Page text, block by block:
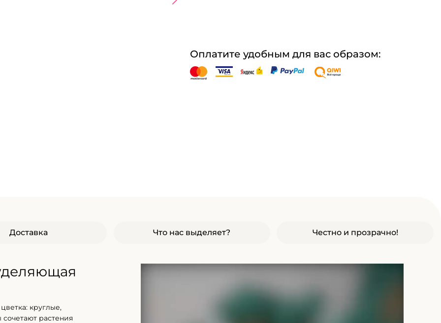
Оплатите удобным для вас образом:
Доставка Что нас выделяет? Честно и прозрачно!
круглые,
растения